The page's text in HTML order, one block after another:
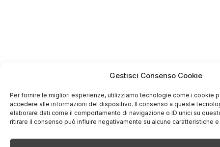
Gestisci Consenso Cookie
Per fornire le migliori esperienze, utilizziamo tecnologie come i cookie
accedere alle informazioni del dispositivo. Il consenso a queste
elaborare dati come il comportamento di navigazione o ID unici su
ritirare il consenso può influire negativamente su alcune caratteristiche